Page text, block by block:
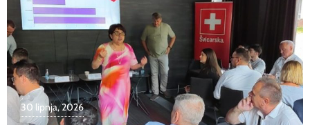
30 lipnja, 2026